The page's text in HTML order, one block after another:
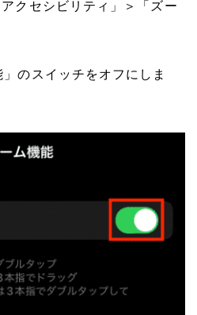
クセシビリティ」＞「ズー
のスイッチをオフにしま